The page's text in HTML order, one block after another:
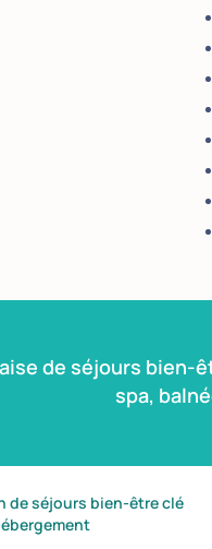
de séjours
spa,
de séjours bien-être clé